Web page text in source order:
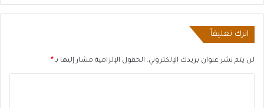
اترك تعليقاً
لن يتم نشر عنوان بريدك الإلكتروني. الحقول الإلزامية مشار إليها بـ *